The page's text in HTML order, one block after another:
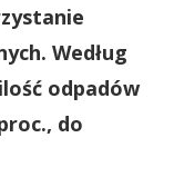
Według
odpadów
do